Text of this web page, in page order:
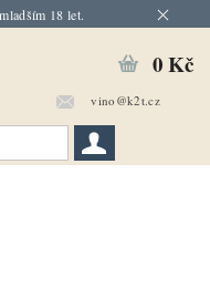
18 let.
vino@k2t.cz
0 Kč